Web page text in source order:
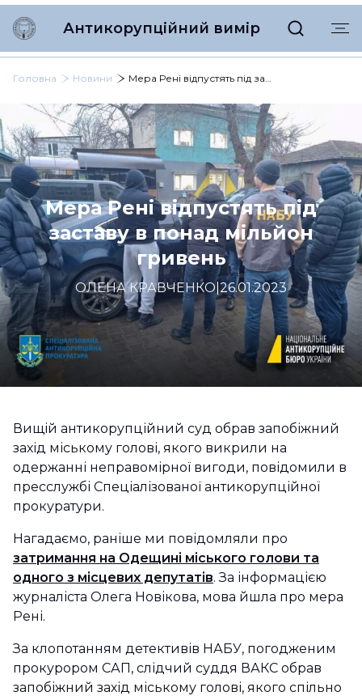
Антикорупційний вимір
Головна Новини Мера Рені відпустять під заставу в понад мільйон гривень
Мера Рені відпустять під
заставу в понад мільйон
гривень
ОЛЕНА КРАВЧЕНКО 26.01.2023
Вищій антикорупційний суд обрав запобіжний
захід міському голові, якого викрили на
одержанні неправомірної вигоди, повідомили в
пресслужбі Спеціалізованої антикорупційної
прокуратури.
Нагадаємо, раніше ми повідомляли про
затримання на Одещині міського голови та
одного з місцевих депутатів. За інформацією
журналіста Олега Новікова, мова йшла про мера
Рені.
За клопотанням детективів НАБУ, погодженим
прокурором САП, слідчий суддя ВАКС обрав
запобіжний захід міському голові, якого спільно